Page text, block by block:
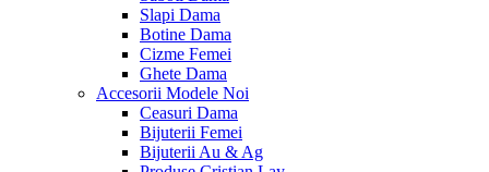
Slapi Dama
Botine Dama
Cizme Femei
Ghete Dama
Accesorii Modele Noi
Ceasuri Dama
Bijuterii Femei
Bijuterii Au & Ag